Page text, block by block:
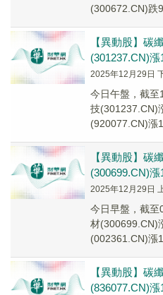
(300672.CN)跌
【異動股】碳
(301237.CN)漲
2025年12月29日
今日午盤，截至
技(301237.CN)
(920077.CN)漲
【異動股】碳
(300699.CN)漲
2025年12月29日
今日早盤，截至
材(300699.CN)
(002361.CN)漲
【異動股】碳
(836077.CN)漲